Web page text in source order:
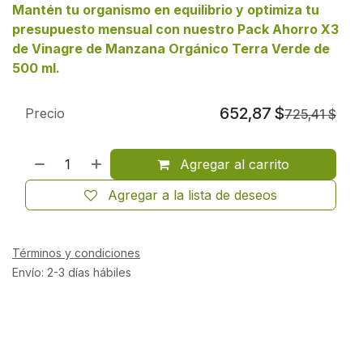
Mantén tu organismo en equilibrio y optimiza tu
presupuesto mensual con nuestro Pack Ahorro X3
de Vinagre de Manzana Orgánico Terra Verde de
500 ml.
Agregar al carrito
Agregar a la lista de deseos
Precio 652,87 $725,41$
Términos y condiciones
Envío: 2-3 días hábiles